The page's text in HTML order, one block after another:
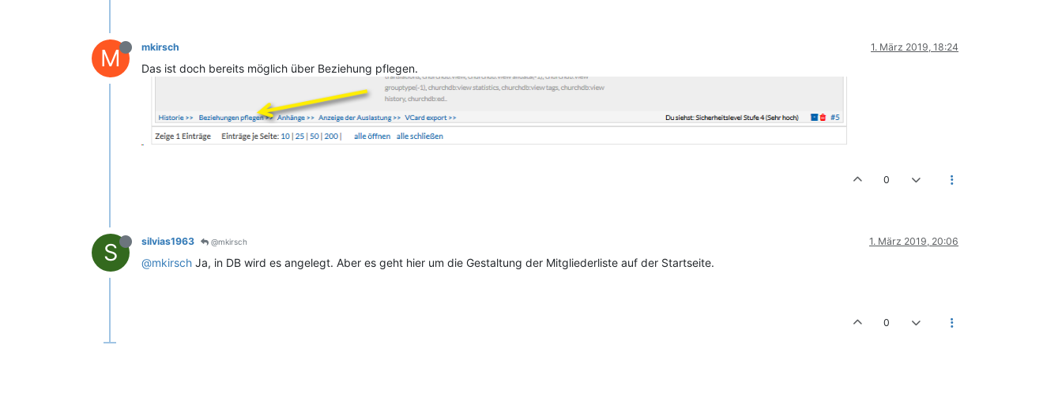
M mkirsch 1. März 2019, 18:24
Das ist doch bereits möglich über Beziehung pflegen.
0
S silvias1963 @mkirsch 1. März 2019, 20:06
@mkirsch Ja, in DB wird es angelegt. Aber es geht hier um die Gestaltung der Mitgliederliste auf der Startseite.
0